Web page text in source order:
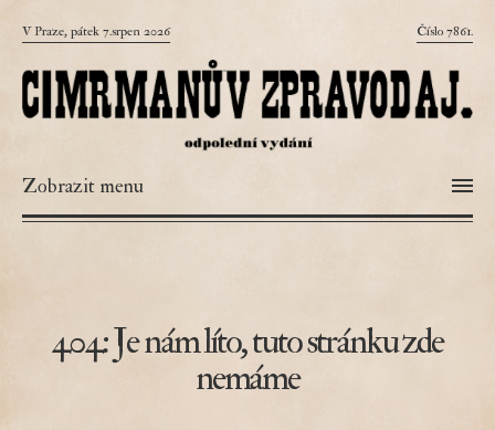
V Praze, pátek 7.srpen 2026 Číslo 7861.
Zobrazit menu
404: Je nám líto, tuto stránku zde
nemáme